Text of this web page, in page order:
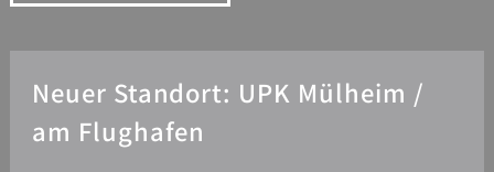
Neuer Standort: UPK Mülheim /
am Flughafen